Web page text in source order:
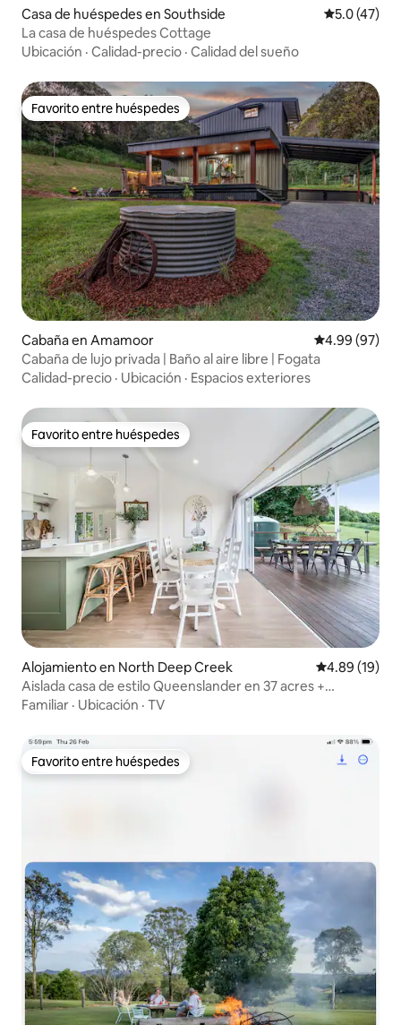
Casa de huéspedes en Southside Calificación
5.0 (47)
La casa de huéspedes Cottage
Ubicación · Calidad-precio · Calidad del sueño
Favorito entre huéspedes
Favorito entre huéspedes
Cabaña en Amamoor Calificación
4.99 (97)
Cabaña de lujo privada | Baño al aire libre | Fogata
Calidad-precio · Ubicación · Espacios exteriores
Favorito entre huéspedes
Favorito entre huéspedes
Alojamiento en North Deep Creek Calificación
4.89 (19)
Aislada casa de estilo Queenslander en 37 acres +
impresionantes vistas
Familiar · Ubicación · TV
Favorito entre huéspedes
Favorito entre huéspedes